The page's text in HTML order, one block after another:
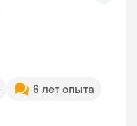
6 лет опыта